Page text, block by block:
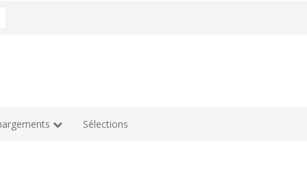
Sélections